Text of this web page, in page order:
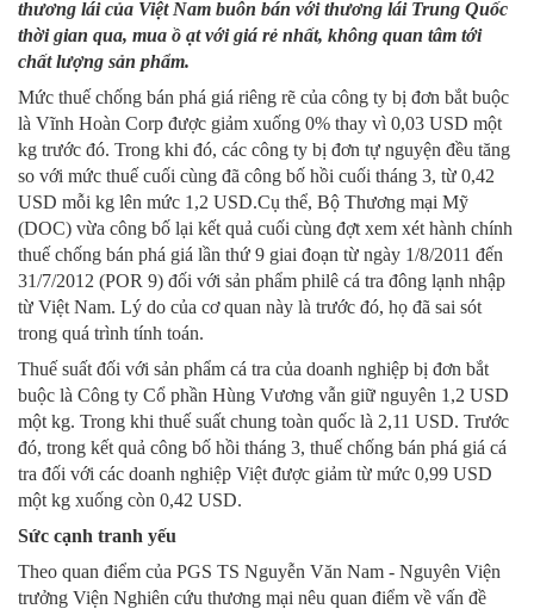
thương lái của Việt Nam buôn bán với thương lái Trung Quốc
thời gian qua, mua ồ ạt với giá rẻ nhất, không quan tâm tới
chất lượng sản phẩm.
Mức thuế chống bán phá giá riêng rẽ của công ty bị đơn bắt buộc
là Vĩnh Hoàn Corp được giảm xuống 0% thay vì 0,03 USD một
kg trước đó. Trong khi đó, các công ty bị đơn tự nguyện đều tăng
so với mức thuế cuối cùng đã công bố hồi cuối tháng 3, từ 0,42
USD mỗi kg lên mức 1,2 USD.Cụ thể, Bộ Thương mại Mỹ
(DOC) vừa công bố lại kết quả cuối cùng đợt xem xét hành chính
thuế chống bán phá giá lần thứ 9 giai đoạn từ ngày 1/8/2011 đến
31/7/2012 (POR 9) đối với sản phẩm philê cá tra đông lạnh nhập
từ Việt Nam. Lý do của cơ quan này là trước đó, họ đã sai sót
trong quá trình tính toán.
Thuế suất đối với sản phẩm cá tra của doanh nghiệp bị đơn bắt
buộc là Công ty Cổ phần Hùng Vương vẫn giữ nguyên 1,2 USD
một kg. Trong khi thuế suất chung toàn quốc là 2,11 USD. Trước
đó, trong kết quả công bố hồi tháng 3, thuế chống bán phá giá cá
tra đối với các doanh nghiệp Việt được giảm từ mức 0,99 USD
một kg xuống còn 0,42 USD.
Sức cạnh tranh yếu
Theo quan điểm của PGS TS Nguyễn Văn Nam - Nguyên Viện
trưởng Viện Nghiên cứu thương mại nêu quan điểm về vấn đề